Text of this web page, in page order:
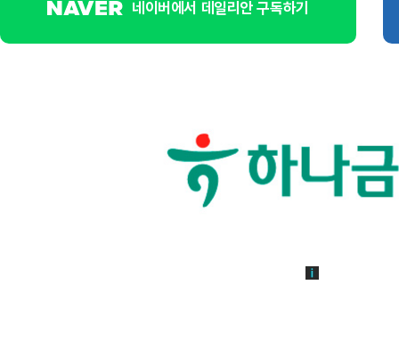
네이버에서 데일리안 구독하기